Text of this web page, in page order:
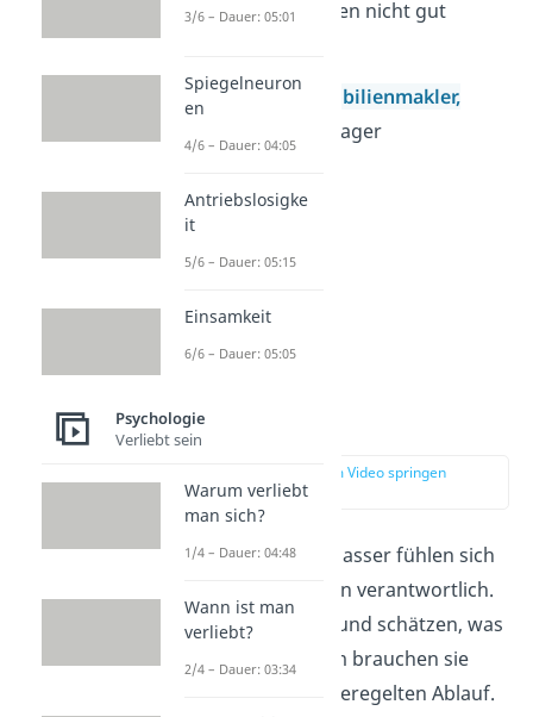
auch mit Streitigkeiten nicht gut
umgehen.
Arbeitsfelder: Immobilienmakler,
Politiker, Brand Manager
Aufpasser (SJ)
zur Stelle im Video springen
(03:35)
Die Gruppe der Aufpasser fühlen sich
für ihre Mitmenschen verantwortlich.
Sie sindfürsorglich
und schätzen, was
sie haben. Außerdem brauchen sie
und einen geregelten Ablauf.
3/6 – Dauer: 05:01
Spiegelneuron
en
4/6 – Dauer: 04:05
Antriebslosigke
it
5/6 – Dauer: 05:15
Einsamkeit
6/6 – Dauer: 05:05
Psychologie
Verliebt sein
Warum verliebt
man sich?
1/4 – Dauer: 04:48
Wann ist man
verliebt?
2/4 – Dauer: 03:34